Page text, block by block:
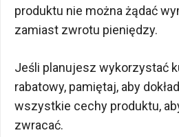
produktu nie można żądać
zamiast zwrotu pieniędzy.
Jeśli planujesz wykorzystać
rabatowy, pamiętaj, aby
wszystkie cechy produktu,
zwracać.